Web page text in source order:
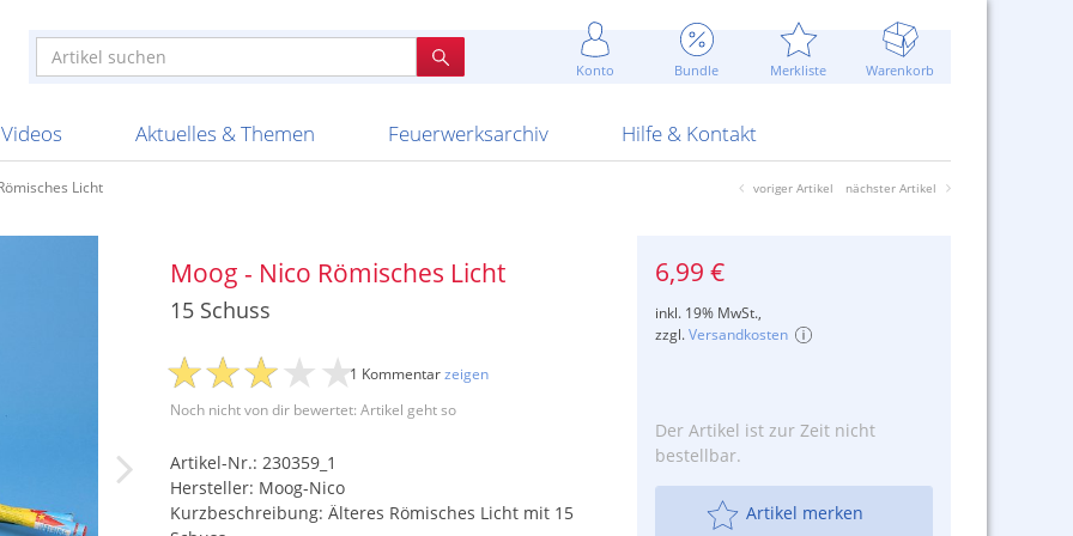
Konto Bundle Merkliste Warenkorb
Schallerzeuger P1
Feuerwerk T1
Schachteln und Attrappen
Streich- und Bengalhölzer
Blitzschnell...
Sommerpreise u.v.m.
Videos
Knallkörper
Batterien
Aktuelles & Themen
Ladenverkauf 2024
20 Jahre Feuerwerksvitrine
Ausnahmegenehmigung
Sammlertreffen
Feuerwerksarchiv
Fireworks Apel Feuerwerk Argento Feuerwerk ARS Pirotecnia
BKV Vuurwerk Bothmer Pyrotechnik
Hilfe & Kontakt
Bestellschluss
Altersnachweis
Versanddienste
Gewerbetreibende
Kontaktformular
AGB
Licht voriger Artikel nächster Artikel
Moog - Nico Römisches Licht
15 Schuss
Noch nicht von dir bewertet: Artikel geht so
1 Kommentarzeigen
Artikel-Nr.: 230359_1
Hersteller: Moog-Nico
Kurzbeschreibung: Älteres Römisches Licht mit 15
6,99 €
inkl. 19% MwSt.,
zzgl.Versandkosten
Der Artikel ist zur Zeit nicht
bestellbar.
Artikel merken